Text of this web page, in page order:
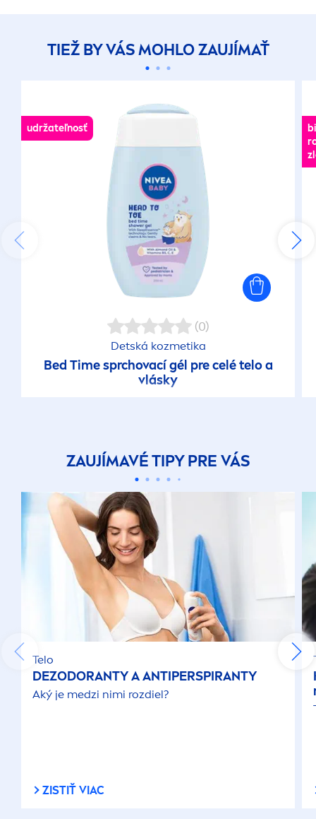
TIEŽ BY VÁS MOHLO ZAUJÍMAŤ
udržateľnosť
(0)
Detská kozmetika
Bed Time sprchovací gél pre celé telo a
vlásky
ZAUJÍMAVÉ TIPY PRE VÁS
Telo
DEZODORANTY A ANTIPERSPIRANTY
Aký je medzi nimi rozdiel?
ZISTIŤ VIAC